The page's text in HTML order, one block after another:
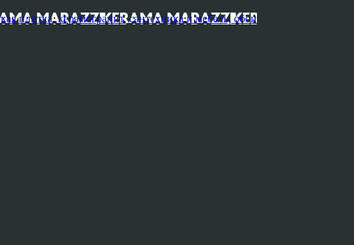
керамогранит, сантехника и мебель, обои